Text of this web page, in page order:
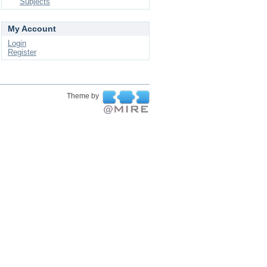
My Account
Login
Register
Theme by